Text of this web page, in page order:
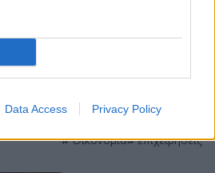
Data Access Privacy Policy
εκατ. ευρώ και τι ισχύει
απορριφθέντων
Περιφέρεια Κεντρικής
Οικονομία επιχειρήσεις